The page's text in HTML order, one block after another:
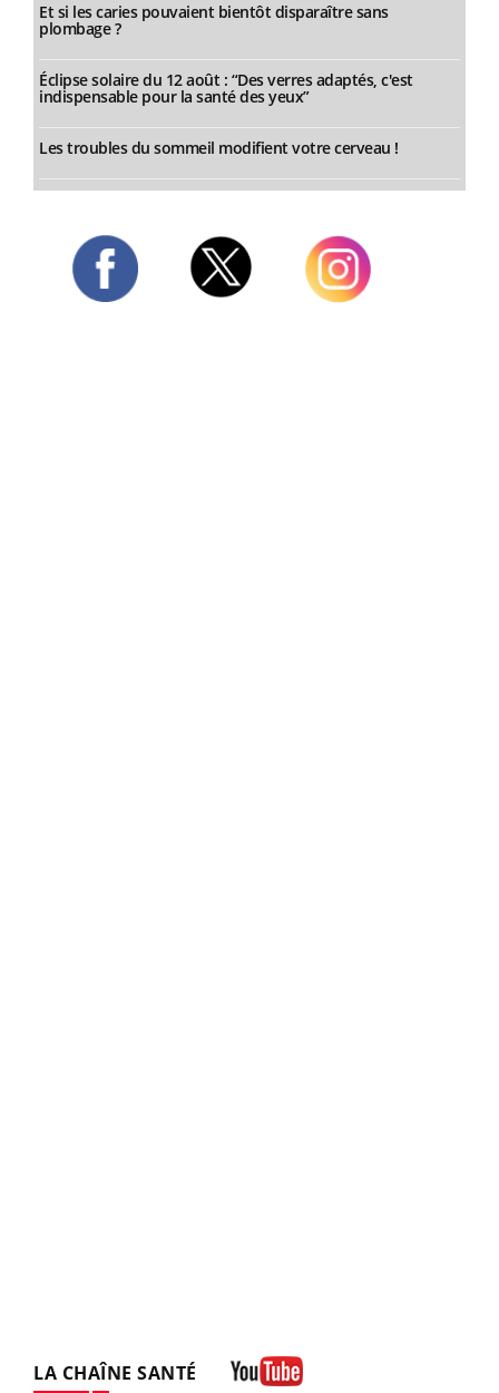
Et si les caries pouvaient bientôt disparaître sans
plombage ?
Éclipse solaire du 12 août : “Des verres adaptés, c'est
indispensable pour la santé des yeux”
Les troubles du sommeil modifient votre cerveau !
LA CHAÎNE SANTÉ